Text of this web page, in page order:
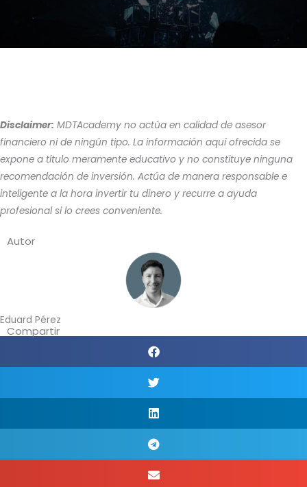
Disclaimer: MDTAcademy no actúa en calidad de asesor
financiero ni de ningún tipo. La información aquí ofrecida se
expone a título meramente educativo y no constituye ninguna
recomendación de inversión. Actúa de manera responsable e
inteligente a la hora invertir tu dinero y recurre a ayuda
profesional si lo crees conveniente.
Autor
Eduard Pérez
Compartir